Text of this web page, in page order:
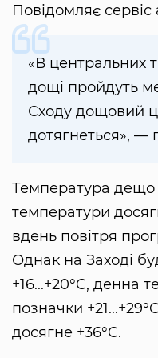
Повідомляє
«В центральних
дощі пройдуть
Сходу дощовий
дотягнеться», —
Температура дещо
температури
вдень повітря
Однак на Заході
+16...+20°C, денна
позначки
досягне +36°C.